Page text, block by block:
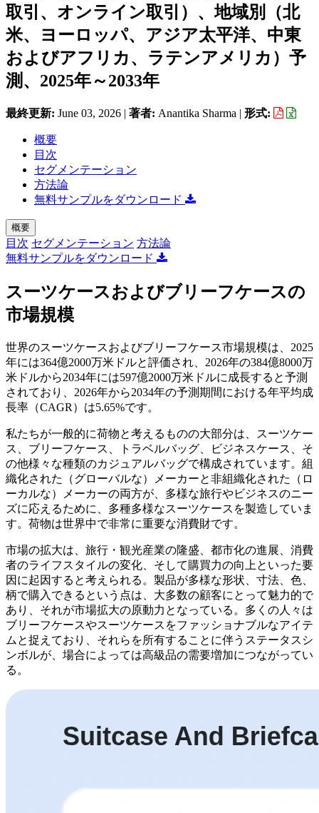
取引、オンライン取引）、地域別（北
米、ヨーロッパ、アジア太平洋、中東
およびアフリカ、ラテンアメリカ）予
測、2025年～2033年
最終更新: June 03, 2026 | 著者: Anantika Sharma | 形式:
概要
目次
セグメンテーション
方法論
無料サンプルをダウンロード
概要
目次 セグメンテーション 方法論
無料サンプルをダウンロード
スーツケースおよびブリーフケースの
市場規模
世界のスーツケースおよびブリーフケース市場規模は、2025
年には364億2000万米ドルと評価され、2026年の384億8000万
米ドルから2034年には597億2000万米ドルに成長すると予測
されており、2026年から2034年の予測期間における年平均成
長率（CAGR）は5.65%です。
私たちが一般的に荷物と考えるものの大部分は、スーツケー
ス、ブリーフケース、トラベルバッグ、ビジネスケース、そ
の他様々な種類のカジュアルバッグで構成されています。組
織化された（グローバルな）メーカーと非組織化された（ロ
ーカルな）メーカーの両方が、多様な旅行やビジネスのニー
ズに応えるために、多種多様なスーツケースを製造していま
す。荷物は世界中で非常に重要な消費財です。
市場の拡大は、旅行・観光産業の隆盛、都市化の進展、消費
者のライフスタイルの変化、そして購買力の向上といった要
因に起因すると考えられる。製品が多様な形状、寸法、色、
柄で購入できるという点は、大多数の顧客にとって魅力的で
あり、それが市場拡大の原動力となっている。多くの人々は
ブリーフケースやスーツケースをファッショナブルなアイテ
ムと捉えており、それらを所有することに伴うステータスシ
ンボルが、場合によっては高級品の需要増加につながってい
る。